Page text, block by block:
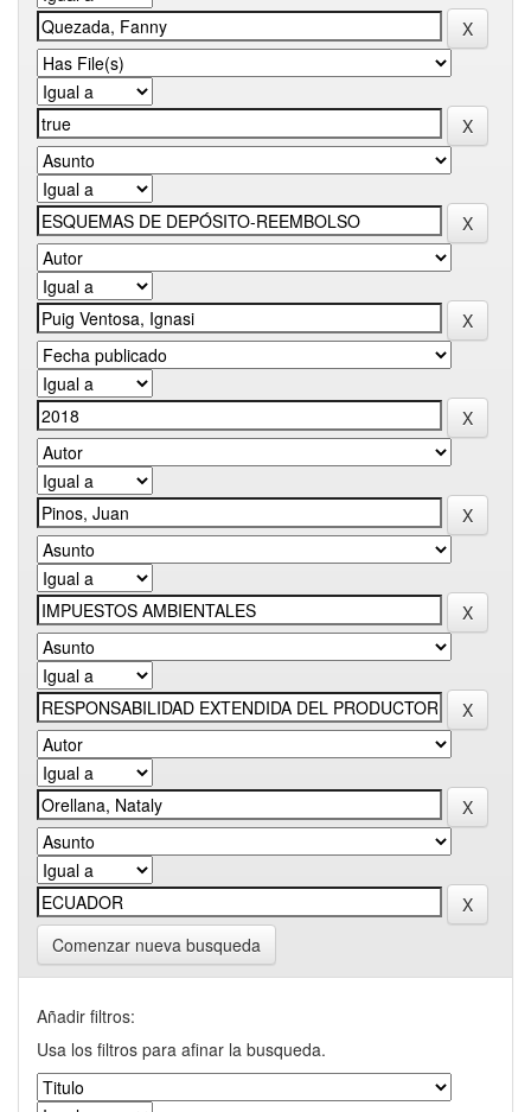
Comenzar nueva busqueda
Añadir filtros:
Usa los filtros para afinar la busqueda.